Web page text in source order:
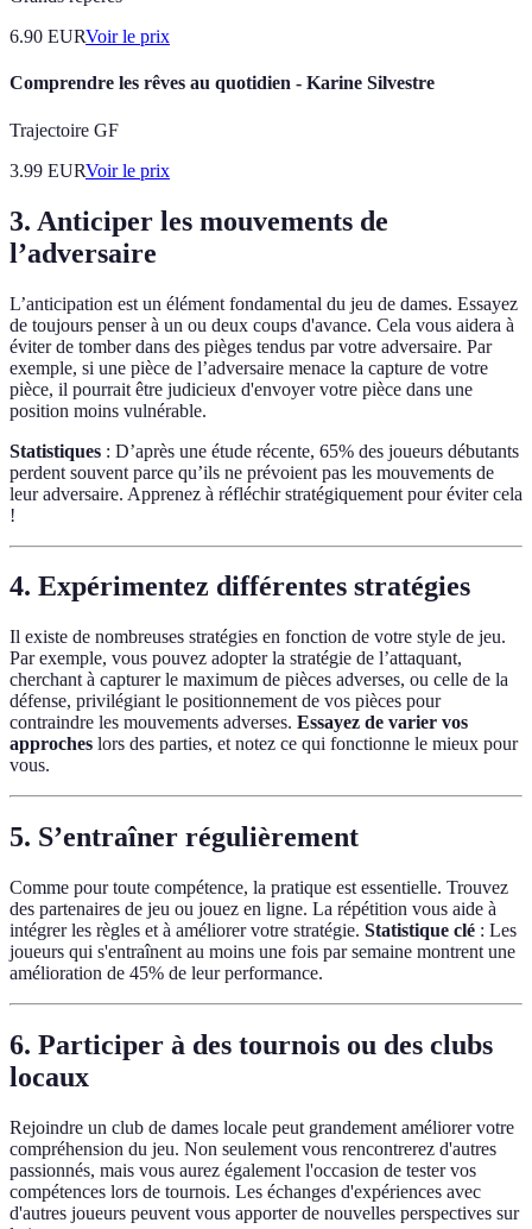
6.90 EURVoir le prix
Comprendre les rêves au quotidien - Karine Silvestre
Trajectoire GF
3.99 EURVoir le prix
3. Anticiper les mouvements de
l’adversaire
L’anticipation est un élément fondamental du jeu de dames. Essayez
de toujours penser à un ou deux coups d'avance. Cela vous aidera à
éviter de tomber dans des pièges tendus par votre adversaire. Par
exemple, si une pièce de l’adversaire menace la capture de votre
pièce, il pourrait être judicieux d'envoyer votre pièce dans une
position moins vulnérable.
Statistiques : D’après une étude récente, 65% des joueurs débutants
perdent souvent parce qu’ils ne prévoient pas les mouvements de
leur adversaire. Apprenez à réfléchir stratégiquement pour éviter cela
!
4. Expérimentez différentes stratégies
Il existe de nombreuses stratégies en fonction de votre style de jeu.
Par exemple, vous pouvez adopter la stratégie de l’attaquant,
cherchant à capturer le maximum de pièces adverses, ou celle de la
défense, privilégiant le positionnement de vos pièces pour
contraindre les mouvements adverses. Essayez de varier vos
approches lors des parties, et notez ce qui fonctionne le mieux pour
vous.
5. S’entraîner régulièrement
Comme pour toute compétence, la pratique est essentielle. Trouvez
des partenaires de jeu ou jouez en ligne. La répétition vous aide à
intégrer les règles et à améliorer votre stratégie. Statistique clé : Les
joueurs qui s'entraînent au moins une fois par semaine montrent une
amélioration de 45% de leur performance.
6. Participer à des tournois ou des clubs
locaux
Rejoindre un club de dames locale peut grandement améliorer votre
compréhension du jeu. Non seulement vous rencontrerez d'autres
passionnés, mais vous aurez également l'occasion de tester vos
compétences lors de tournois. Les échanges d'expériences avec
d'autres joueurs peuvent vous apporter de nouvelles perspectives sur